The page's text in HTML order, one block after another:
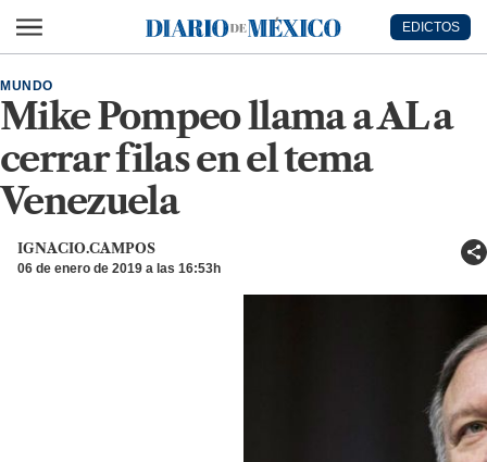
Diario de México
EDICTOS
Mike Pompeo llama a AL a
cerrar filas en el tema
Venezuela
MUNDO
IGNACIO.CAMPOS
06 de enero de 2019 a las 16:53h